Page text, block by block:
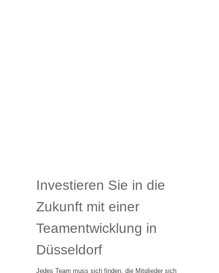
Investieren Sie in die
Zukunft mit einer
Teamentwicklung in
Düsseldorf
Jedes Team muss sich finden, die Mitglieder sich